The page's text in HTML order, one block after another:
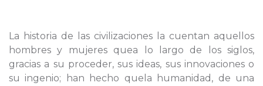
La historia de las civilizaciones la cuentan aquellos
hombres y mujeres quea lo largo de los siglos,
gracias a su proceder, sus ideas, sus innovaciones o
su ingenio; han hecho quela humanidad, de una